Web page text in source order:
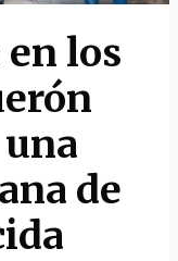
los
de